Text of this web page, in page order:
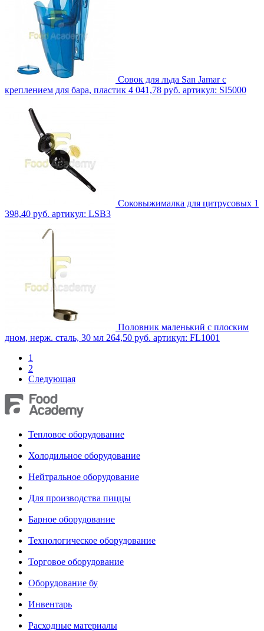
Совок для льда San Jamar с
креплением для бара, пластик 4 041,78 руб. артикул: SI5000
Соковыжималка для цитрусовых 1
398,40 руб. артикул: LSB3
Половник маленький с плоским
дном, нерж. сталь, 30 мл 264,50 руб. артикул: FL1001
1
2
Следующая
Тепловое оборудование
Холодильное оборудование
Нейтральное оборудование
Для производства пиццы
Барное оборудование
Технологическое оборудование
Торговое оборудование
Оборудование бу
Инвентарь
Расходные материалы